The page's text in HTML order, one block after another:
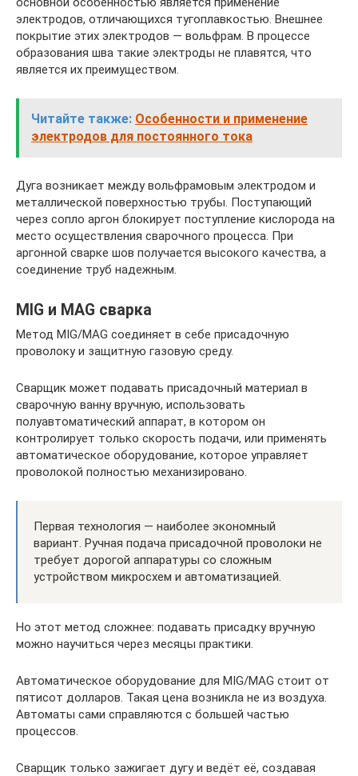
электродов, отличающихся тугоплавкостью. Внешнее
покрытие этих электродов — вольфрам. В процессе
образования шва такие электроды не плавятся, что
является их преимуществом.
Читайте также: Особенности и применение
электродов для постоянного тока
Дуга возникает между вольфрамовым электродом и
металлической поверхностью трубы. Поступающий
через сопло аргон блокирует поступление кислорода на
место осуществления сварочного процесса. При
аргонной сварке шов получается высокого качества, а
соединение труб надежным.
MIG и MAG сварка
Метод MIG/MAG соединяет в себе присадочную
проволоку и защитную газовую среду.
Сварщик может подавать присадочный материал в
сварочную ванну вручную, использовать
полуавтоматический аппарат, в котором он
контролирует только скорость подачи, или применять
автоматическое оборудование, которое управляет
проволокой полностью механизировано.
Первая технология — наиболее экономный
вариант. Ручная подача присадочной проволоки не
требует дорогой аппаратуры со сложным
устройством микросхем и автоматизацией.
Но этот метод сложнее: подавать присадку вручную
можно научиться через месяцы практики.
Автоматическое оборудование для MIG/MAG стоит от
пятисот долларов. Такая цена возникла не из воздуха.
Автоматы сами справляются с большей частью
процессов.
Сварщик только зажигает дугу и ведёт её, создавая